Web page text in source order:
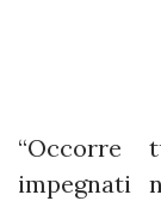
“Occorre
impegnati